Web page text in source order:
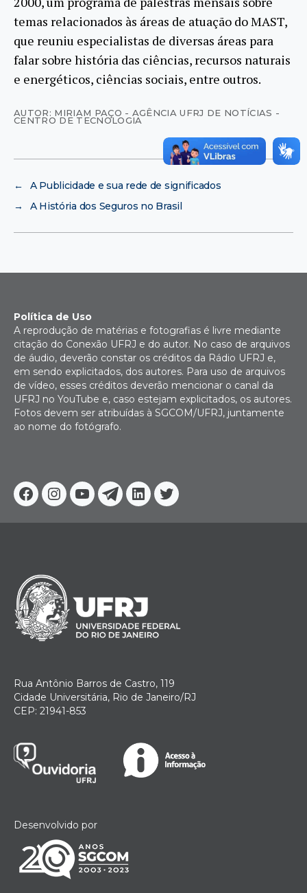
temas relacionados às áreas de atuação do MAST,
que reuniu especialistas de diversas áreas para
falar sobre história das ciências, recursos naturais
e energéticos, ciências sociais, entre outros.
AUTOR: MIRIAM PAÇO - AGÊNCIA UFRJ DE NOTÍCIAS -
CENTRO DE TECNOLOGIA
←
A Publicidade e sua rede de significados
→
A História dos Seguros no Brasil
Facebook
Instagram
YoutubeTelegram
Linkedin
Twitter
Política de Uso
A reprodução de matérias e fotografias é livre mediante
citação do Conexão UFRJ e do autor. No caso de arquivos
de áudio, deverão constar os créditos da Rádio UFRJ e,
em sendo explicitados, dos autores. Para uso de arquivos
de vídeo, esses créditos deverão mencionar o canal da
UFRJ no YouTube e, caso estejam explicitados, os autores.
Fotos devem ser atribuídas à SGCOM/UFRJ, juntamente
ao nome do fotógrafo.
Rua Antônio Barros de Castro, 119
Cidade Universitária, Rio de Janeiro/RJ
CEP: 21941-853
Desenvolvido por